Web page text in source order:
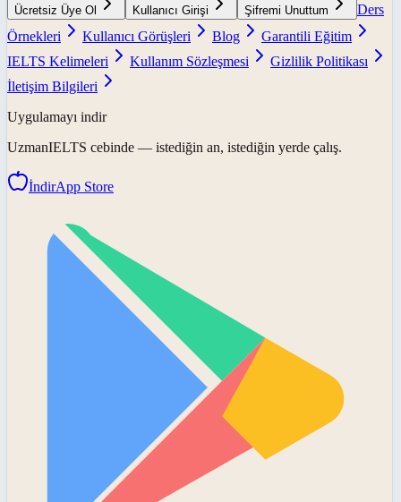
Ücretsiz Üye Ol Kullanıcı Girişi Şifremi Unuttum
Ders
Örnekleri
Kullanıcı Görüşleri Blog
Garantili Eğitim
IELTS Kelimeleri
Kullanım Sözleşmesi
Gizlilik Politikası
İletişim Bilgileri
Uygulamayı indir
UzmanIELTS cebinde — istediğin an, istediğin yerde çalış.
İndirApp Store